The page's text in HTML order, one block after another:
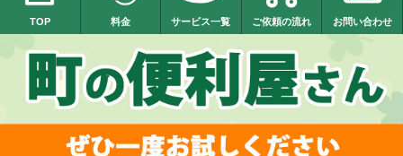
TOP 料金 サービス一覧 ご依頼の流れ お問い合わせ